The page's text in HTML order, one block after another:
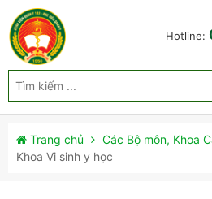
Hotline:
Trang chủ Các Bộ môn, Khoa
Khoa Vi sinh y học